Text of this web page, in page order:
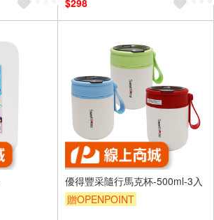
$298
優得豐采隨行馬克杯-500ml-3入
贈OPENPOINT